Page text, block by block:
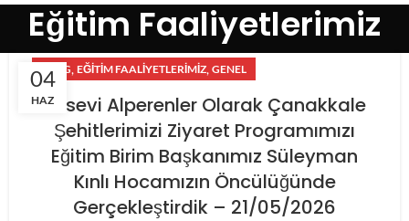
Eğitim Faaliyetlerimiz
04
HAZ
BLOG, EĞITIM FAALIYETLERIMIZ, GENEL
Yesevi Alperenler Olarak Çanakkale
Şehitlerimizi Ziyaret Programımızı
Eğitim Birim Başkanımız Süleyman
Kınlı Hocamızın Öncülüğünde
Gerçekleştirdik – 21/05/2026